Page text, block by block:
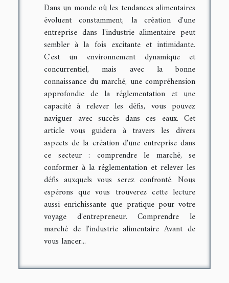
Dans un monde où les tendances alimentaires
évoluent constamment, la création d'une
entreprise dans l'industrie alimentaire peut
sembler à la fois excitante et intimidante.
C'est un environnement dynamique et
concurrentiel, mais avec la bonne
connaissance du marché, une compréhension
approfondie de la réglementation et une
capacité à relever les défis, vous pouvez
naviguer avec succès dans ces eaux. Cet
article vous guidera à travers les divers
aspects de la création d'une entreprise dans
ce secteur : comprendre le marché, se
conformer à la réglementation et relever les
défis auxquels vous serez confronté. Nous
espérons que vous trouverez cette lecture
aussi enrichissante que pratique pour votre
voyage d'entrepreneur. Comprendre le
marché de l'industrie alimentaire Avant de
vous lancer...